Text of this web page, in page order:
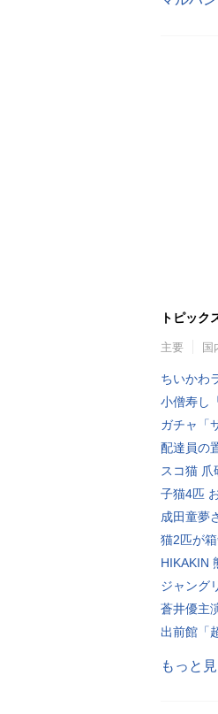
トピック
主要 国
ちいかわ
小僧寿し
ガチャ「
配達員の
スコ猫
子猫4匹
成田童夢
猫2匹が
HIKAKIN
ジャング
蒼井優主
出前館「
もっと